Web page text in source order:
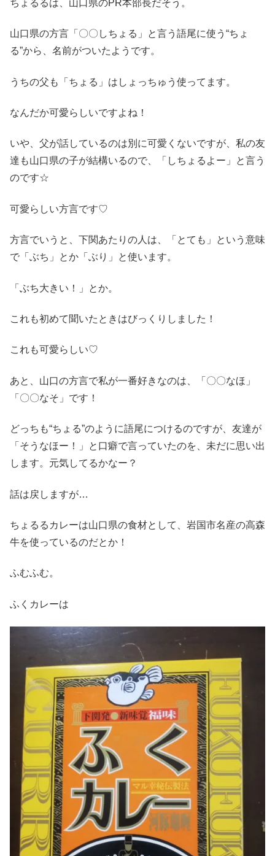
ちょるるは、山口県のPR本部長だそう。
山口県の方言「〇〇しちょる」と言う語尾に使う“ちょ
る”から、名前がついたようです。
うちの父も「ちょる」はしょっちゅう使ってます。
なんだか可愛らしいですよね！
いや、父が話しているのは別に可愛くないですが、私の友
達も山口県の子が結構いるので、「しちょるよー」と言う
のです☆
可愛らしい方言です♡
方言でいうと、下関あたりの人は、「とても」という意味
で「ぶち」とか「ぶり」と使います。
「ぶち大きい！」とか。
これも初めて聞いたときはびっくりしました！
これも可愛らしい♡
あと、山口の方言で私が一番好きなのは、「〇〇なほ」
「〇〇なそ」です！
どっちも“ちょる”のように語尾につけるのですが、友達が
「そうなほー！」と口癖で言っていたのを、未だに思い出
します。元気してるかなー？
話は戻しますが…
ちょるるカレーは山口県の食材として、岩国市名産の高森
牛を使っているのだとか！
ふむふむ。
ふくカレーは